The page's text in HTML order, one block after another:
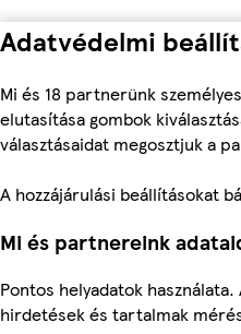
Adatvédelmi
Mi és 18 partnerünk
elutasítása gombok
választásaidat megosztjuk a
A hozzájárulási beállításokat
Mi és partnereink
Pontos helyadatok
hirdetések és tartalmak